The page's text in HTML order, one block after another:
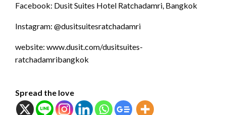
Facebook: Dusit Suites Hotel Ratchadamri, Bangkok
Instagram: @dusitsuitesratchadamri
website: www.dusit.com/dusitsuites-
ratchadamribangkok
Spread the love